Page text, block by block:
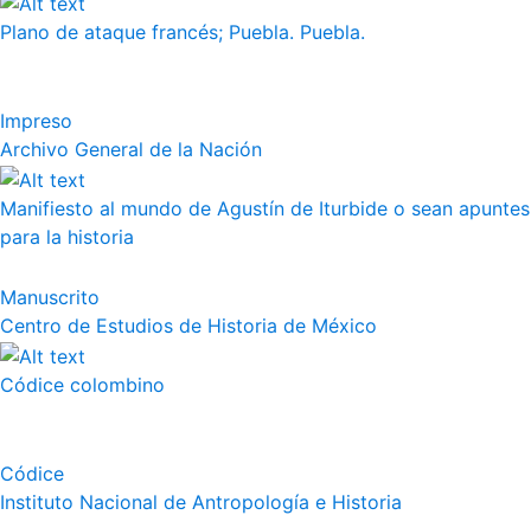
Plano de ataque francés; Puebla. Puebla.
Impreso
Archivo General de la Nación
Manifiesto al mundo de Agustín de Iturbide o sean apuntes
para la historia
Manuscrito
Centro de Estudios de Historia de México
Códice colombino
Códice
Instituto Nacional de Antropología e Historia